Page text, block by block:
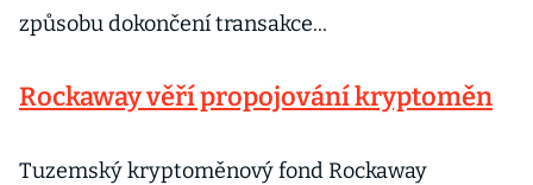
způsobu dokončení transakce...
Rockaway věří propojování kryptoměn
Tuzemský kryptoměnový fond Rockaway